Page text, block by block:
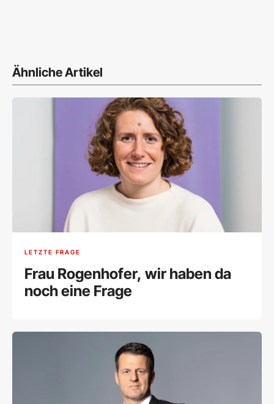
Ähnliche Artikel
LETZTE FRAGE
Frau Rogenhofer, wir haben da
noch eine Frage